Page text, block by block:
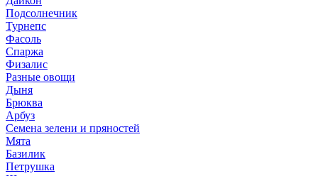
Подсолнечник
Турнепс
Фасоль
Спаржа
Физалис
Разные овощи
Дыня
Брюква
Арбуз
Семена зелени и пряностей
Мята
Базилик
Петрушка